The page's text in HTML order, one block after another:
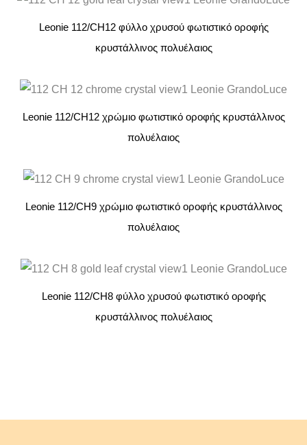
Leonie 112/CH12 φύλλο χρυσού φωτιστικό οροφής
κρυστάλλινος πολυέλαιος
Leonie 112/CH12 χρώμιο φωτιστικό οροφής κρυστάλλινος
πολυέλαιος
Leonie 112/CH9 χρώμιο φωτιστικό οροφής κρυστάλλινος
πολυέλαιος
Leonie 112/CH8 φύλλο χρυσού φωτιστικό οροφής
κρυστάλλινος πολυέλαιος